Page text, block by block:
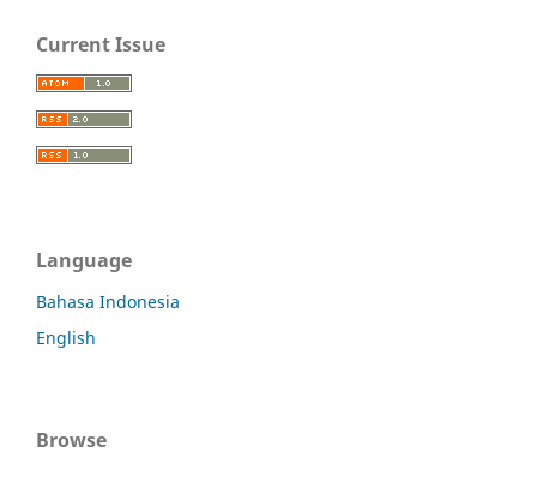
Current Issue
Language
Bahasa Indonesia
English
Browse